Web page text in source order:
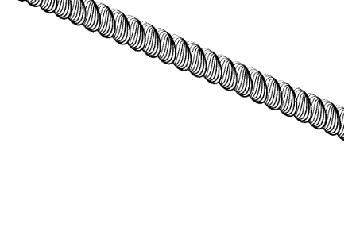
Transfer und Kooperation
Produktgestaltung B.A.
Strategische Gestaltung M.A.